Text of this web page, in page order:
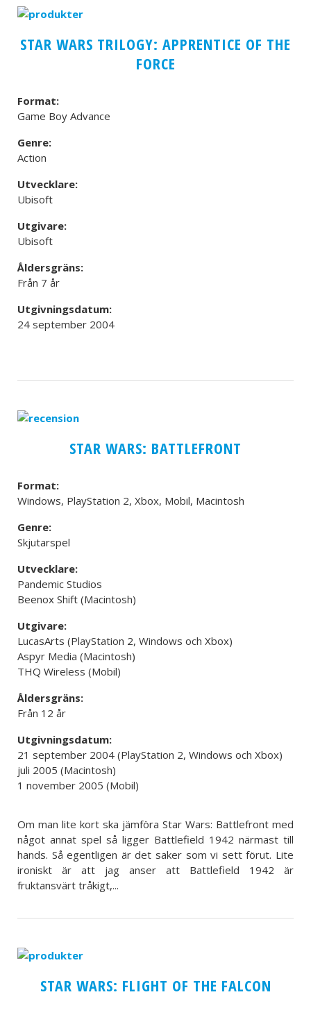
STAR WARS TRILOGY: APPRENTICE OF THE
FORCE
Format:
Game Boy Advance
Genre:
Action
Utvecklare:
Ubisoft
Utgivare:
Ubisoft
Åldersgräns:
Från 7 år
Utgivningsdatum:
24 september 2004
STAR WARS: BATTLEFRONT
Format:
Windows, PlayStation 2, Xbox, Mobil, Macintosh
Genre:
Skjutarspel
Utvecklare:
Pandemic Studios
Beenox Shift (Macintosh)
Utgivare:
LucasArts (PlayStation 2, Windows och Xbox)
Aspyr Media (Macintosh)
THQ Wireless (Mobil)
Åldersgräns:
Från 12 år
Utgivningsdatum:
21 september 2004 (PlayStation 2, Windows och Xbox)
juli 2005 (Macintosh)
1 november 2005 (Mobil)
Om man lite kort ska jämföra Star Wars: Battlefront med
något annat spel så ligger Battlefield 1942 närmast till
hands. Så egentligen är det saker som vi sett förut. Lite
ironiskt är att jag anser att Battlefield 1942 är
fruktansvärt tråkigt,...
STAR WARS: FLIGHT OF THE FALCON